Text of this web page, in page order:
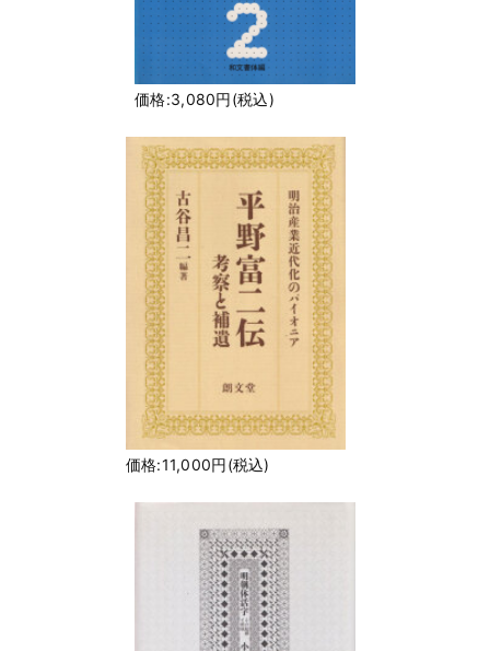
価格:3,080円(税込)
価格:11,000円(税込)